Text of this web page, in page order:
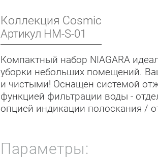
Коллекция Cosmic
Артикул HM-S-01
Компактный набор NIAGARA
уборки небольших помещений.
и чистыми! Оснащен системой
функцией фильтрации воды -
опцией индикации полоскания /
Параметры: